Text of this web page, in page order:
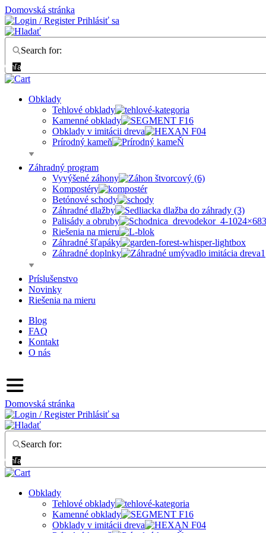
Domovská stránka
Prihlásiť sa
Search for:
Vyhľadať
Obklady
Tehlové obklady
Kamenné obklady
Obklady v imitácii dreva
Prírodný kameň
Záhradný program
Vyvýšené záhony
Kompostéry
Betónové schody
Záhradné dlažby
Palisády a obruby
Riešenia na mieru
Záhradné šľapáky
Záhradné doplnky
Príslušenstvo
Novinky
Riešenia na mieru
Blog
FAQ
Kontakt
O nás
Domovská stránka
Prihlásiť sa
Search for:
Vyhľadať
Obklady
Tehlové obklady
Kamenné obklady
Obklady v imitácii dreva